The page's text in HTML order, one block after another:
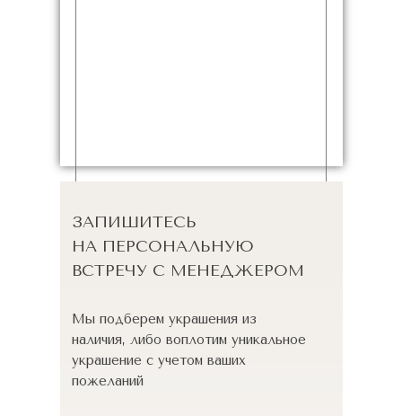
ЗАПИШИТЕСЬ
НА ПЕРСОНАЛЬНУЮ
ВСТРЕЧУ С МЕНЕДЖЕРОМ
Мы подберем украшения из
наличия, либо воплотим уникальное
украшение с учетом ваших
пожеланий